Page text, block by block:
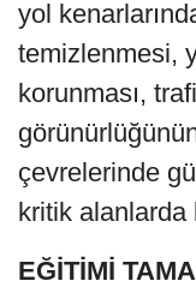
yol
temizlenmesi,
korunması,
çevrelerinde
kritik alanlarda
EĞİTİMİ